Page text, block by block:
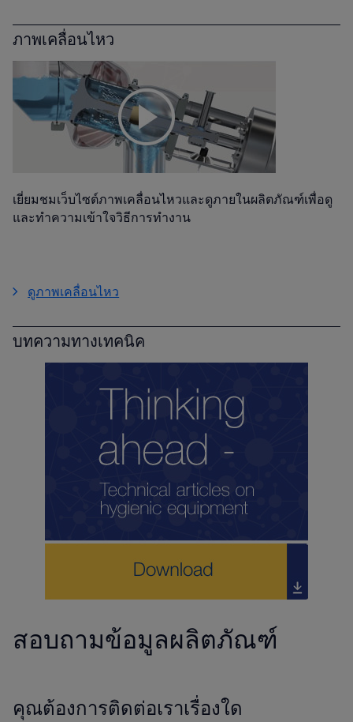
ภาพเคลื่อนไหว
เยี่ยมชมเว็บไซต์ภาพเคลื่อนไหวและดูภายในผลิตภัณฑ์เพื่อดู
และทำความเข้าใจวิธีการทำงาน
ดูภาพเคลื่อนไหว
บทความทางเทคนิค
สอบถามข้อมูลผลิตภัณฑ์
คุณต้องการติดต่อเราเรื่องใด